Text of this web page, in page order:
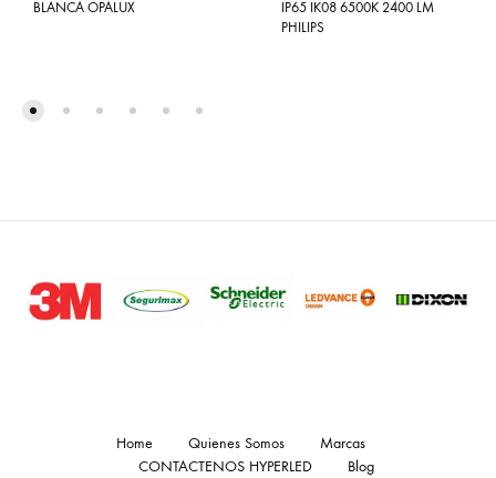
BLANCA OPALUX
IP65 IK08 6500K 2400 LM
PHILIPS
Home Quienes Somos
Marcas
CONTACTENOS HYPERLED
Blog